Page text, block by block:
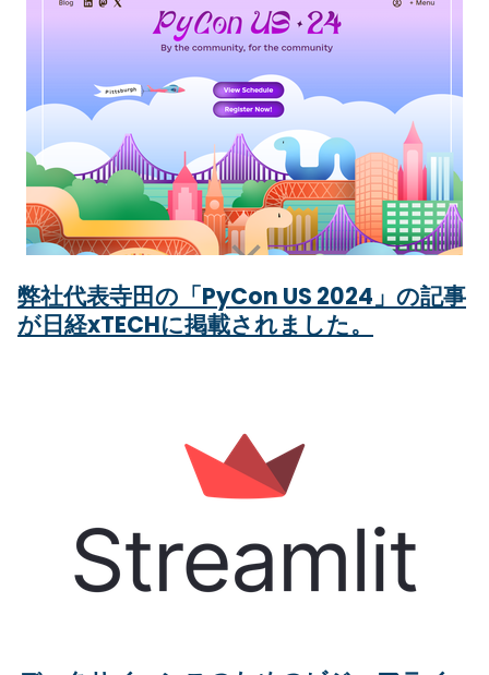
弊社代表寺田の「PyCon US 2024」の記事
が日経xTECHに掲載されました。